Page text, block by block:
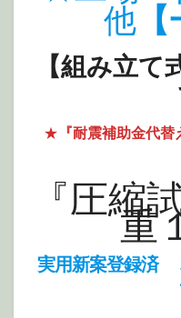
他【
【組み立て
★ 『耐震補助金代替
『圧縮
重
実用新案登録済